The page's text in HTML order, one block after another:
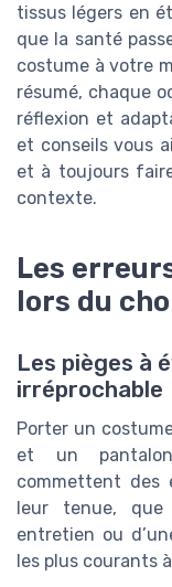
tissus légers en
que la santé
costume à votre
résumé, chaque
réflexion et
et conseils vous
et à toujours
contexte.
Les
lors du
Les pièges à
irréprochable
Porter un
et un pantalon
commettent des
leur tenue,
entretien ou
les plus courants